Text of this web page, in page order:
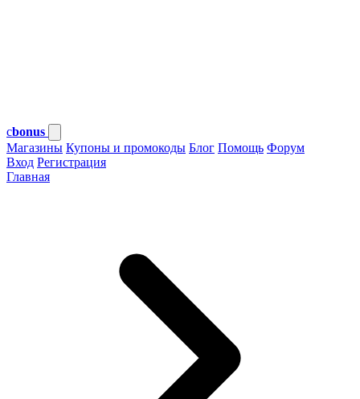
cbonus
Магазины Купоны и промокоды Блог Помощь Форум
Вход Регистрация
Главная